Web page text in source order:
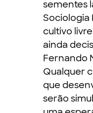
sementes
Sociologia
cultivo
ainda
Fernando
Qualquer
que
serão